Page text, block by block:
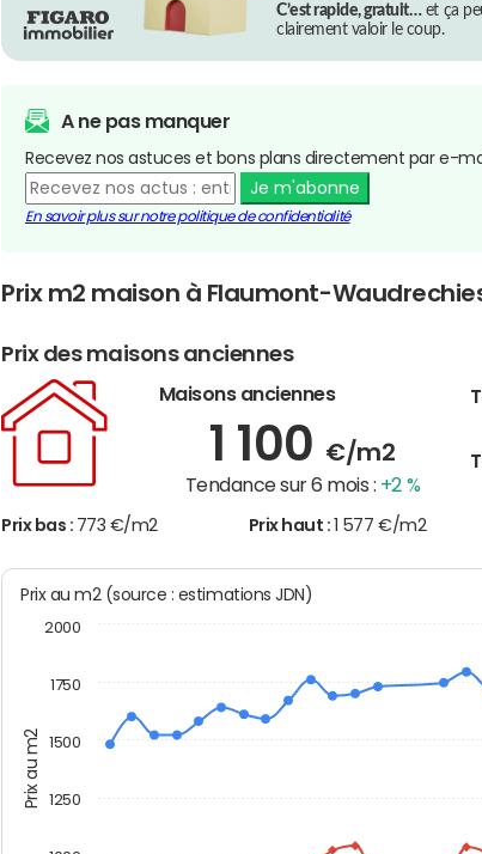
C’est rapide, gratuit…et ça
clairement valoir le coup.
A ne pas manquer
Recevez nos astuces et bons plans directement par e-
Je m'abonne
En savoir plus sur notre politique de confidentialité
Prix m2 maison à Flaumont-
Prix des maisons anciennes
Maisons anciennes
1 100 €/m2
Tendance sur 6 mois : +2 %
Prix bas : 773 €/m2 Prix haut : 1 577 €/m2
Prix au m2
Prix au m2 (source : estimations JDN)
1250
1500
1750
2000